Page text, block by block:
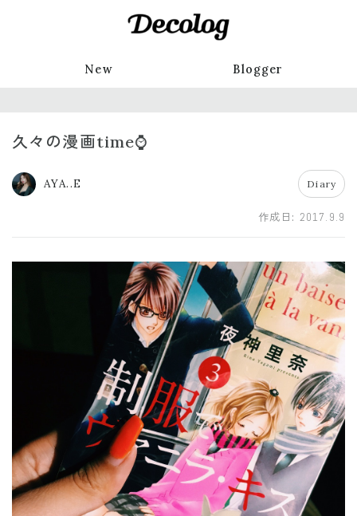
New Blogger
久々の漫画time⌚️
AYA..E Diary
作成日: 2017.9.9